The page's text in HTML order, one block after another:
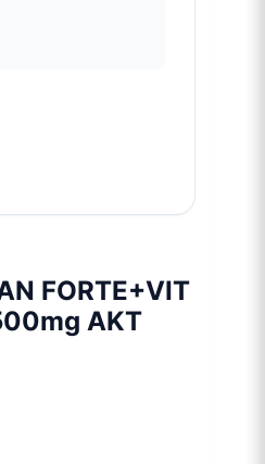
FORTE+VIT
AKT